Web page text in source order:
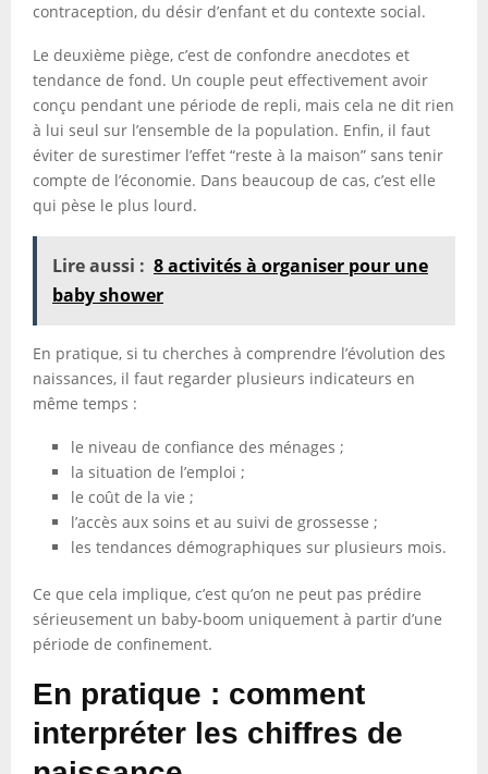
contraception, du désir d’enfant et du contexte social.
Le deuxième piège, c’est de confondre anecdotes et
tendance de fond. Un couple peut effectivement avoir
conçu pendant une période de repli, mais cela ne dit rien
à lui seul sur l’ensemble de la population. Enfin, il faut
éviter de surestimer l’effet “reste à la maison” sans tenir
compte de l’économie. Dans beaucoup de cas, c’est elle
qui pèse le plus lourd.
Lire aussi : 8 activités à organiser pour une
baby shower
En pratique, si tu cherches à comprendre l’évolution des
naissances, il faut regarder plusieurs indicateurs en
même temps :
le niveau de confiance des ménages ;
la situation de l’emploi ;
le coût de la vie ;
l’accès aux soins et au suivi de grossesse ;
les tendances démographiques sur plusieurs mois.
Ce que cela implique, c’est qu’on ne peut pas prédire
sérieusement un baby-boom uniquement à partir d’une
période de confinement.
En pratique : comment
interpréter les chiffres de